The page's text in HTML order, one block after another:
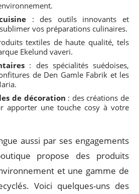
: des outils innovants et
vos préparations culinaires.
textiles de haute qualité, tels
Ekelund vaveri.
: des spécialités suédoises,
de Den Gamle Fabrik et les
de décoration : des créations de
apporter une touche cosy à votre
aussi par ses engagements
propose des produits
et une gamme de
Voici quelques-uns des